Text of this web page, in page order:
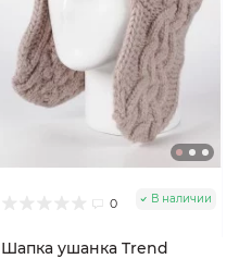
0 В наличии
Шапка ушанка Trend